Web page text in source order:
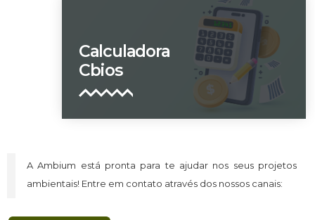
Calculadora
Cbios
A Ambium está pronta para te ajudar nos seus projetos
ambientais! Entre em contato através dos nossos canais: